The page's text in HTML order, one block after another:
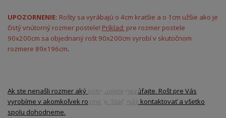
UPOZORNENIE: Rošty sa vyrábajú o 4cm kratšie a o 1cm užšie ako je
čistý vnútorný rozmer postele! Príklad: pre rozmer postele
90x200cm sa objednaný rošt 90x200cm vyrobí v skutočnom
rozmere 89x196cm.
Ak ste nenašli rozmer aký potrebujete nezúfajte. Rošt pre Vás
vyrobíme v akomkoľvek rozmere. Stačí nás kontaktovať a všetko
spolu dohodneme.